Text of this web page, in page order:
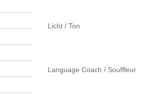
Licht / Ton
Language Coach / Souffleur